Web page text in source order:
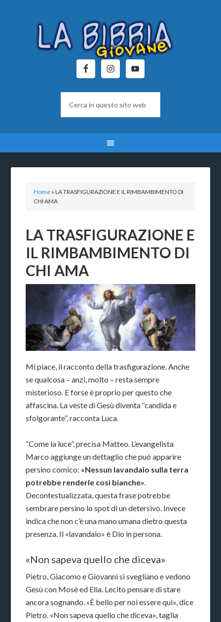
Home »LA TRASFIGURAZIONE E IL RIMBAMBIMENTO DI
CHI AMA
LA TRASFIGURAZIONE E
IL RIMBAMBIMENTO DI
CHI AMA
Mi piace, il racconto della trasfigurazione. Anche
se qualcosa – anzi, molto – resta sempre
misterioso. E forse è proprio per questo che
affascina. La veste di Gesù diventa “candida e
sfolgorante”, racconta Luca.
“Come la luce”, precisa Matteo. L’evangelista
Marco aggiunge un dettaglio che può apparire
persino comico: «Nessun lavandaio sulla terra
potrebbe renderle così bianche»
Decontestualizzata, questa frase potrebbe
sembrare persino lo spot di un detersivo. Invece
indica che non c’è una mano umana dietro questa
presenza. Il «lavandaio» è Dio in persona.
«Non sapeva quello che diceva»
Pietro, Giacomo e Giovanni si svegliano e vedono
Gesù con Mosè ed Elia. Lecito pensare di stare
ancora sognando. «È bello per noi essere qui», dice
Pietro. «Non sapeva quello che diceva», taglia